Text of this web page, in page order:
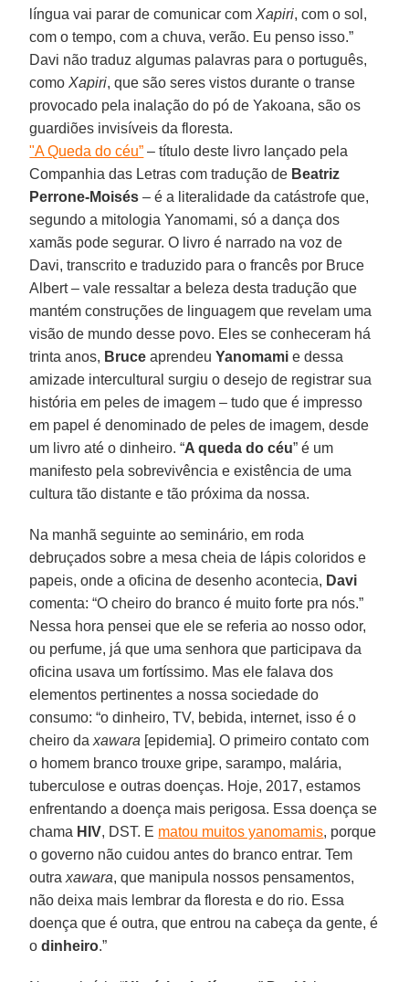
língua vai parar de comunicar comXapiri, com o sol,
com o tempo, com a chuva, verão. Eu penso isso.”
Davi não traduz algumas palavras para o português,
comoXapiri, que são seres vistos durante o transe
provocado pela inalação do pó de Yakoana, são os
guardiões invisíveis da floresta.
"A Queda do céu” – título deste livro lançado pela
Companhia das Letras com tradução de Beatriz
Perrone-Moisés – é a literalidade da catástrofe que,
segundo a mitologia Yanomami, só a dança dos
xamãs pode segurar. O livro é narrado na voz de
Davi, transcrito e traduzido para o francês por Bruce
Albert – vale ressaltar a beleza desta tradução que
mantém construções de linguagem que revelam uma
visão de mundo desse povo. Eles se conheceram há
trinta anos, Bruce aprendeuYanomami e dessa
amizade intercultural surgiu o desejo de registrar sua
história em peles de imagem – tudo que é impresso
em papel é denominado de peles de imagem, desde
um livro até o dinheiro. “A queda do céu” é um
manifesto pela sobrevivência e existência de uma
cultura tão distante e tão próxima da nossa.
Na manhã seguinte ao seminário, em roda
debruçados sobre a mesa cheia de lápis coloridos e
papeis, onde a oficina de desenho acontecia, Davi
comenta: “O cheiro do branco é muito forte pra nós.”
Nessa hora pensei que ele se referia ao nosso odor,
ou perfume, já que uma senhora que participava da
oficina usava um fortíssimo. Mas ele falava dos
elementos pertinentes a nossa sociedade do
consumo: “o dinheiro, TV, bebida, internet, isso é o
cheiro daxawara [epidemia]. O primeiro contato com
o homem branco trouxe gripe, sarampo, malária,
tuberculose e outras doenças. Hoje, 2017, estamos
enfrentando a doença mais perigosa. Essa doença se
chama HIV, DST. E matou muitos yanomamis, porque
o governo não cuidou antes do branco entrar. Tem
outraxawara, que manipula nossos pensamentos,
não deixa mais lembrar da floresta e do rio. Essa
doença que é outra, que entrou na cabeça da gente, é
odinheiro.”